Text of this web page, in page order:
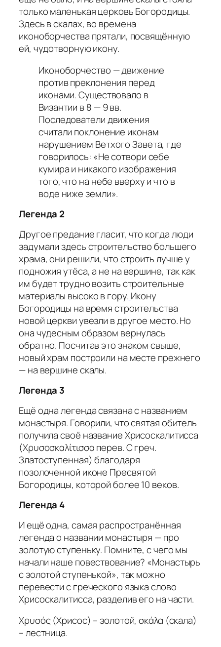
только маленькая церковь Богородицы.
Здесь в скалах, во времена
иконоборчества прятали, посвящённую
ей, чудотворную икону.
Иконоборчество — движение
против преклонения перед
иконами. Существовало в
Византии в 8 — 9 вв.
Последователи движения
считали поклонение иконам
нарушением Ветхого Завета, где
говорилось: «Не сотвори себе
кумира и никакого изображения
того, что на небе вверху и что в
воде ниже земли».
Легенда 2
Другое предание гласит, что когда люди
задумали здесь строительство большего
храма, они решили, что строить лучше у
подножия утёса, а не на вершине, так как
им будет трудно возить строительные
материалы высоко в гору. Икону
Богородицы на время строительства
новой церкви увезли в другое место. Но
она чудесным образом вернулась
обратно. Посчитав это знаком свыше,
новый храм построили на месте прежнего
— на вершине скалы.
Легенда 3
Ещё одна легенда связана с названием
монастыря. Говорили, что святая обитель
получила своё название Хрисоскалитисса
(Χρυσοσκαλίτισσα перев. С греч.
Златоступенная) благодаря
позолоченной иконе Пресвятой
Богородицы, которой более 10 веков.
Легенда 4
И ещё одна, самая распространённая
легенда о названии монастыря — про
золотую ступеньку. Помните, с чего мы
начали наше повествование? «Монастырь
с золотой ступенькой», так можно
перевести с греческого языка слово
Хрисоскалитисса, разделив его на части.
Χρυσός (Хрисос) – золотой, σκάλα (скала)
– лестница.